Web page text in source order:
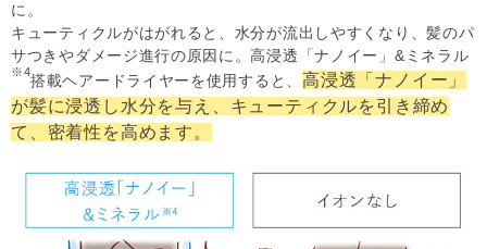
に。
キューティクルがはがれると、水分が流出しやすくなり、髪のパ
サつきやダメージ進行の原因に。高浸透「ナノイー」&ミネラル
※4
搭載ヘアードライヤーを使用すると、 高浸透「ナノイー」
が髪に浸透し水分を与え、キューティクルを引き締め
て、密着性を高めます。